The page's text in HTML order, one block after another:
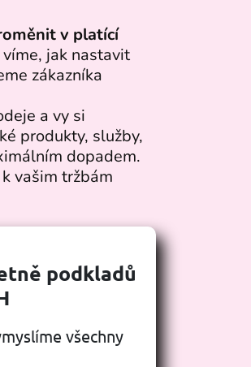
v platící
jak nastavit
zákazníka
a vy si
produkty, služby,
dopadem.
vašim tržbám
podkladů
všechny